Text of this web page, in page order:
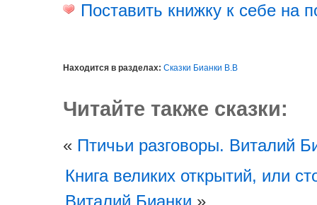
Поставить книжку к себе на
Находится в разделах: Сказки Бианки В.В
Читайте также сказки:
« Птичьи разговоры. Виталий
Книга великих открытий, или
Виталий Бианки »